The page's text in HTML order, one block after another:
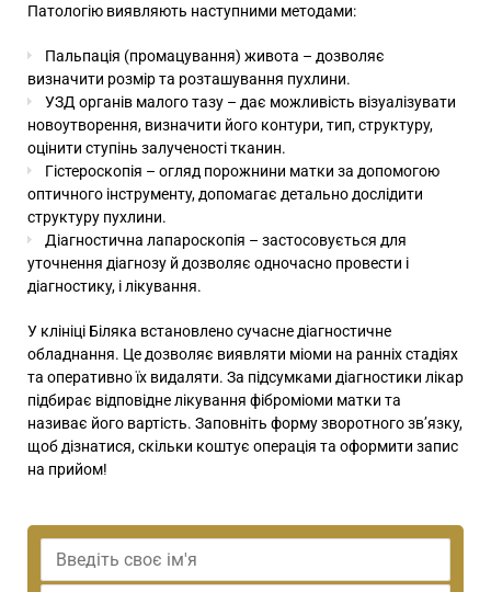
Патологію виявляють наступними методами:
Пальпація (промацування) живота – дозволяє
визначити розмір та розташування пухлини.
УЗД органів малого тазу – дає можливість візуалізувати
новоутворення, визначити його контури, тип, структуру,
оцінити ступінь залученості тканин.
Гістероскопія – огляд порожнини матки за допомогою
оптичного інструменту, допомагає детально дослідити
структуру пухлини.
Діагностична лапароскопія – застосовується для
уточнення діагнозу й дозволяє одночасно провести і
діагностику, і лікування.
У клініці Біляка встановлено сучасне діагностичне
обладнання. Це дозволяє виявляти міоми на ранніх стадіях
та оперативно їх видаляти. За підсумками діагностики лікар
підбирає відповідне лікування фіброміоми матки та
називає його вартість. Заповніть форму зворотного зв’язку,
щоб дізнатися, скільки коштує операція та оформити запис
на прийом!